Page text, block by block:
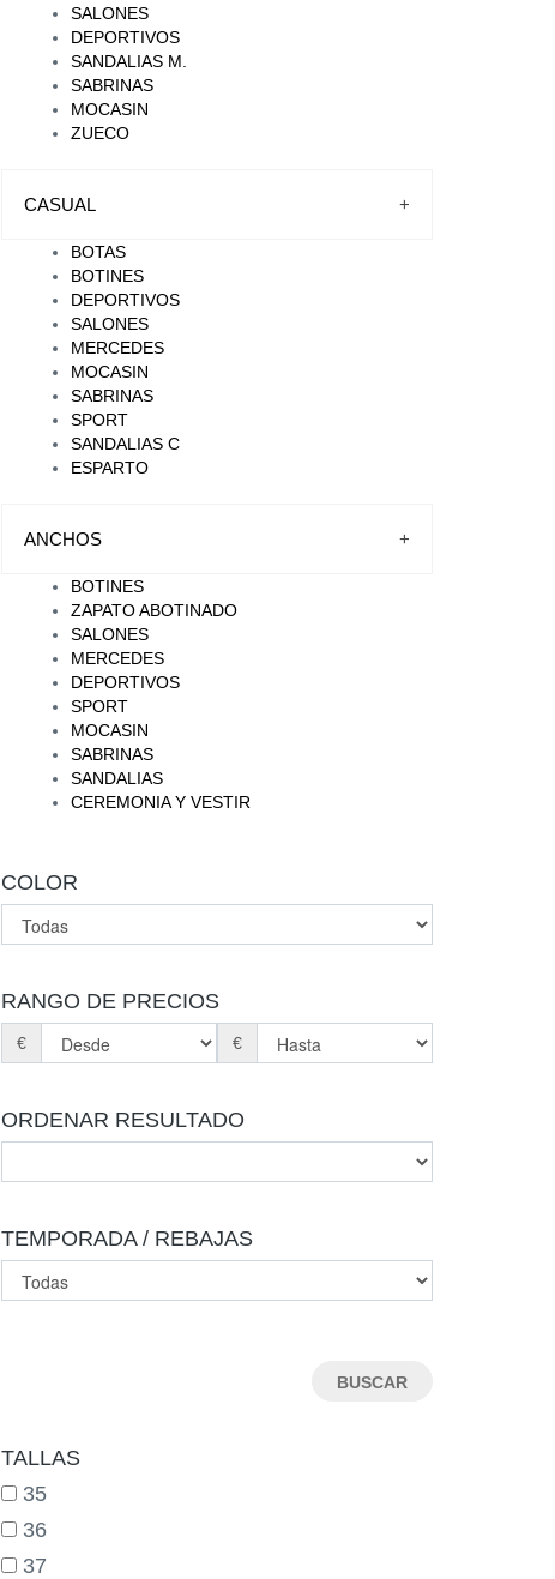
SALONES
DEPORTIVOS
SANDALIAS M.
SABRINAS
MOCASIN
ZUECO
CASUAL +
BOTAS
BOTINES
DEPORTIVOS
SALONES
MERCEDES
MOCASIN
SABRINAS
SPORT
SANDALIAS C
ESPARTO
ANCHOS +
BOTINES
ZAPATO ABOTINADO
SALONES
MERCEDES
DEPORTIVOS
SPORT
MOCASIN
SABRINAS
SANDALIAS
CEREMONIA Y VESTIR
COLOR
RANGO DE PRECIOS
€ €
ORDENAR RESULTADO
TEMPORADA / REBAJAS
TALLAS
35
36
37